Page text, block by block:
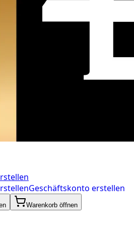
Geschäftskonto erstellen
Warenkorb öffnen